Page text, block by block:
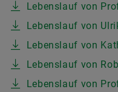
Lebenslauf von
Lebenslauf von
Lebenslauf von
Lebenslauf von
Lebenslauf von